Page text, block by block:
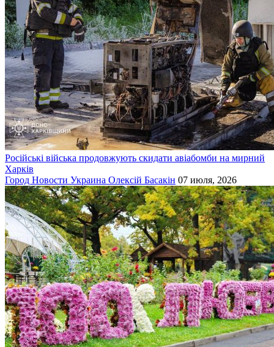
Російські війська продовжують скидати авіабомби на мирний
Харків
Город Новости Украина Олексій Басакін 07 июля, 2026